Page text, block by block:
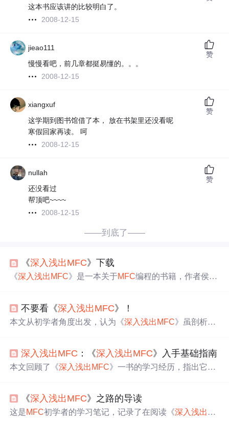
这本书应该讲的比较明白了。
2008-12-15
jieao111
慢慢看吧，前几章都挺易懂的。。。
2008-12-15
赞
xiangxuf
这学期到图书馆借了本， 放在书架里还没看呢
寒假回家再读。 呵
2008-12-15
赞
nullah
还没看过
帮顶吧~~~~
2008-12-15
赞
——到底了——
《深入浅出MFC》下载
《深入浅出 MFC》是一本关于MFC编程的书籍，作者侯俊
式等多个主题，并提供了多个范例程序。适合有一定C+
+基础的读者学习MFC框架。
不要看《深入浅出MFC》！
本文从初学者角度出发，认为《深入浅出 MFC》虽剖析M
可。同时推荐有经验者阅读该书，还推荐初学者看《VC+
+技术内幕》，并建议学MFC 前了解Windows编程原理。
深入浅出MFC ：《深入浅出MFC》入手基础指南
本文回顾了《深入浅出 MFC》一书的学习经历，指出它不
ows程序设计者。
《深入浅出MFC》之路的导读
这是MFC初学者的学习笔记，记录了在阅读《深入浅出 M